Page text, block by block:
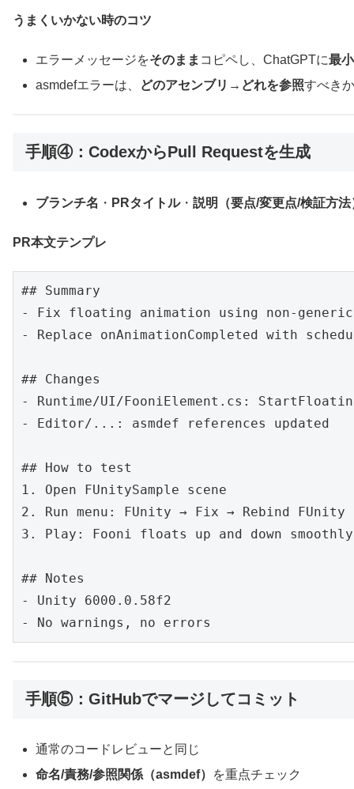
うまくいかない時のコツ
エラーメッセージをそのまま コピペし、ChatGPTに最
asmdefエラーは、
どのアセンブリ→どれを参照すべき
手順④：CodexからPull Requestを生成
ブランチ名 ・ PRタイトル・説明（要点/変更点/検証方法
PR本文テンプレ
## Summary
- Fix floating animation using non-generic
- Replace onAnimationCompleted with
## Changes
- Runtime/UI/FooniElement.cs:
- Editor/...: asmdef references updated
## How to test
1. Open FUnitySample scene
2. Run menu: FUnity → Fix → Rebind
3. Play: Fooni floats up and down
## Notes
- Unity 6000.0.58f2
- No warnings, no errors
手順⑤：GitHubでマージしてコミット
通常のコードレビューと同じ
命名/責務/参照関係（asmdef）
を重点チェック